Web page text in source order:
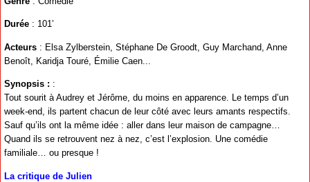
Durée : 101’
Acteurs : Elsa Zylberstein, Stéphane De Groodt, Guy Marchand, Anne
Benoît, Karidja Touré, Émilie Caen...
Synopsis : :
Tout sourit à Audrey et Jérôme, du moins en apparence. Le temps d’un
week-end, ils partent chacun de leur côté avec leurs amants respectifs.
Sauf qu’ils ont la même idée : aller dans leur maison de campagne…
Quand ils se retrouvent nez à nez, c’est l’explosion. Une comédie
familiale… ou presque !
La critique de Julien